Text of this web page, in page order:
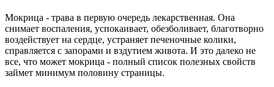
Мокрица - трава в первую очередь лекарственная. Она
снимает воспаления, успокаивает, обезболивает, благотворно
воздействует на сердце, устраняет печеночные колики,
справляется с запорами и вздутием живота. И это далеко не
все, что может мокрица - полный список полезных свойств
займет минимум половину страницы.